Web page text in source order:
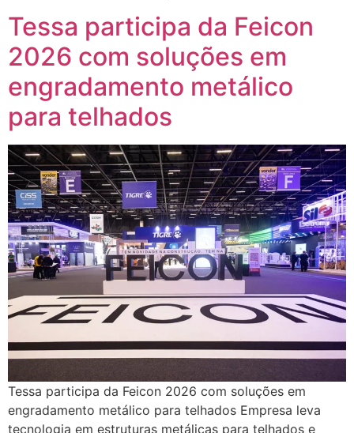
Tessa participa da Feicon
2026 com soluções em
engradamento metálico
para telhados
Tessa participa da Feicon 2026 com soluções em
engradamento metálico para telhados Empresa leva
tecnologia em estruturas metálicas para telhados e